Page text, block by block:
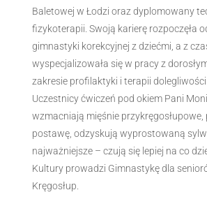
Baletowej w Łodzi oraz dyplomowany
fizykoterapii. Swoją karierę rozpoczęła
gimnastyki korekcyjnej z dziećmi, a z
wyspecjalizowała się w pracy z
zakresie profilaktyki i terapii dolegliwości
Uczestnicy ćwiczeń pod okiem Pani
wzmacniają mięśnie
postawę, odzyskują wyprostowaną
najważniejsze – czują się lepiej na co
Kultury prowadzi Gimnastykę dla
Kręgosłup.